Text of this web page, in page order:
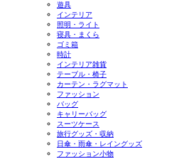
遊具
インテリア
照明・ライト
寝具・まくら
ゴミ箱
時計
インテリア雑貨
テーブル・椅子
カーテン・ラグマット
ファッション
バッグ
キャリーバッグ
スーツケース
旅行グッズ・収納
日傘・雨傘・レイングッズ
ファッション小物